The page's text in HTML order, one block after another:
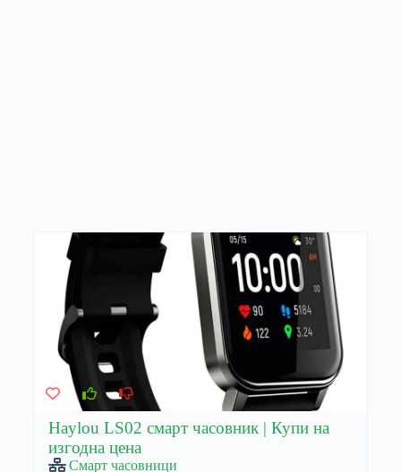
Haylou LS02 смарт часовник | Купи на
изгодна цена
Смарт часовници